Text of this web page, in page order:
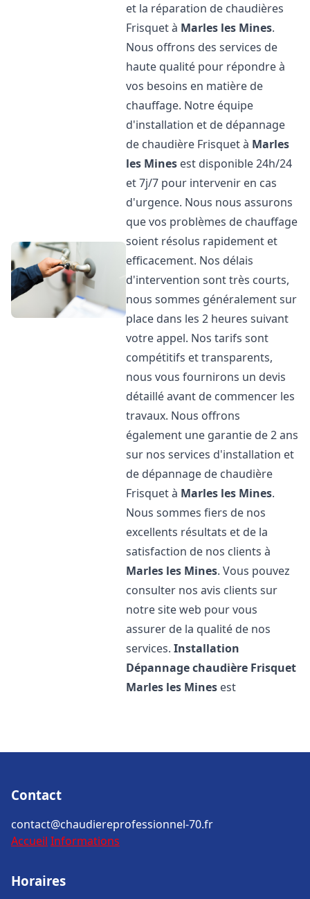
et la réparation de chaudières
Frisquet à Marles les Mines.
Nous offrons des services de
haute qualité pour répondre à
vos besoins en matière de
chauffage. Notre équipe
d'installation et de dépannage
de chaudière Frisquet à Marles
les Mines est disponible 24h/24
et 7j/7 pour intervenir en cas
d'urgence. Nous nous assurons
que vos problèmes de chauffage
soient résolus rapidement et
efficacement. Nos délais
d'intervention sont très courts,
nous sommes généralement sur
place dans les 2 heures suivant
votre appel. Nos tarifs sont
compétitifs et transparents,
nous vous fournirons un devis
détaillé avant de commencer les
travaux. Nous offrons
également une garantie de 2 ans
sur nos services d'installation et
de dépannage de chaudière
Frisquet à Marles les Mines.
Nous sommes fiers de nos
excellents résultats et de la
satisfaction de nos clients à
Marles les Mines. Vous pouvez
consulter nos avis clients sur
notre site web pour vous
assurer de la qualité de nos
services.Installation
Dépannage chaudière Frisquet
Marles les Mines est
Contact
contact@chaudiereprofessionnel-70.fr
Accueil Informations
Horaires